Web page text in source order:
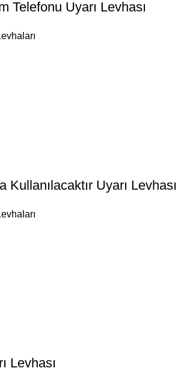
Telefonu Uyarı Levhası
Kullanılacaktır Uyarı Levhası
Levhası